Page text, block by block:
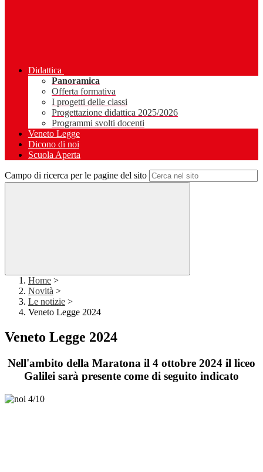
Didattica
Panoramica
Offerta formativa
I progetti delle classi
Progettazione didattica 2025/2026
Programmi svolti docenti
Veneto Legge
Dicono di noi
Scuola Aperta
Campo di ricerca per le pagine del sito
Home >
Novità >
Le notizie >
Veneto Legge 2024
Veneto Legge 2024
Nell'ambito della Maratona il 4 ottobre 2024 il liceo
Galilei sarà presente come di seguito indicato